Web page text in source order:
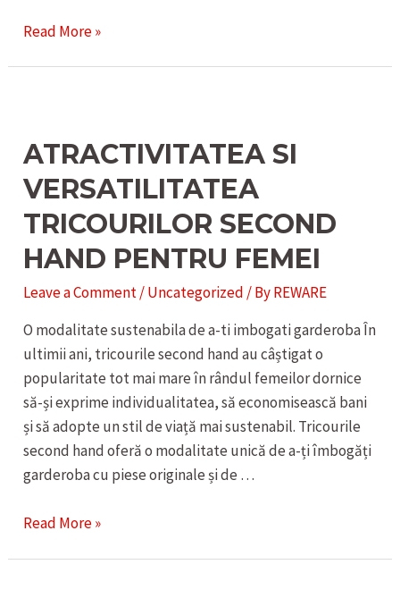
SARBATORESTE
FRIENDLY
–
PANTALONII
SCURTI
SECOND
HAND
Read More »
ATRACTIVITATEA SI
VERSATILITATEA
TRICOURILOR SECOND
HAND PENTRU FEMEI
Leave a Comment/Uncategorized / ByREWARE
O modalitate sustenabila de a-ti imbogati garderoba În
ultimii ani, tricourile second hand au câștigat o
popularitate tot mai mare în rândul femeilor dornice
să-și exprime individualitatea, să economisească bani
și să adopte un stil de viață mai sustenabil. Tricourile
second hand oferă o modalitate unică de a-ți îmbogăți
garderoba cu piese originale și de …
ATRACTIVITATEA
Read More »